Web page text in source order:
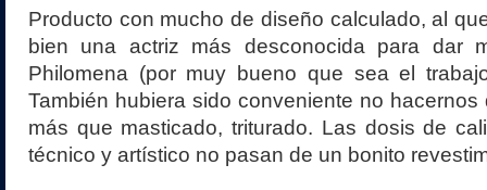
Producto con mucho de diseño calculado, al
bien una actriz más desconocida para dar
Philomena (por muy bueno que sea el
También hubiera sido conveniente no hacernos
más que masticado, triturado. Las dosis de
técnico y artístico no pasan de un bonito